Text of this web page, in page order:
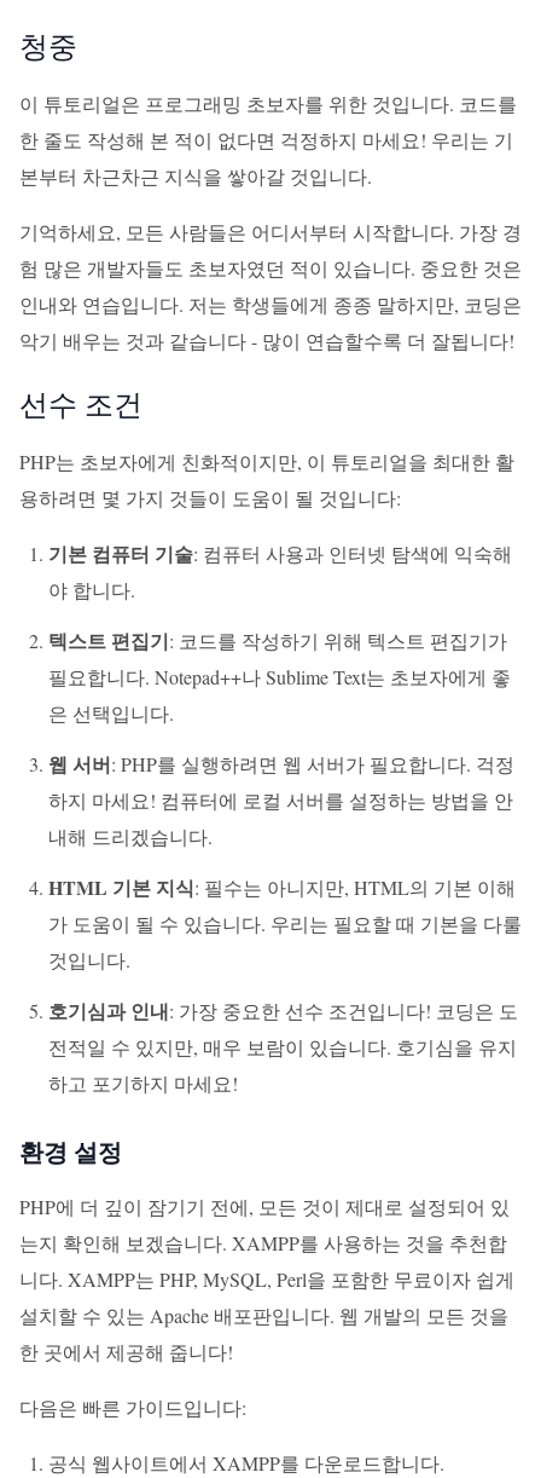
청중
이 튜토리얼은 프로그래밍 초보자를 위한 것입니다. 코드를
한 줄도 작성해 본 적이 없다면 걱정하지 마세요! 우리는 기
본부터 차근차근 지식을 쌓아갈 것입니다.
기억하세요, 모든 사람들은 어디서부터 시작합니다. 가장 경
험 많은 개발자들도 초보자였던 적이 있습니다. 중요한 것은
인내와 연습입니다. 저는 학생들에게 종종 말하지만, 코딩은
악기 배우는 것과 같습니다 - 많이 연습할수록 더 잘됩니다!
선수 조건
PHP는 초보자에게 친화적이지만, 이 튜토리얼을 최대한 활
용하려면 몇 가지 것들이 도움이 될 것입니다:
기본 컴퓨터 기술: 컴퓨터 사용과 인터넷 탐색에 익숙해
야 합니다.
텍스트 편집기: 코드를 작성하기 위해 텍스트 편집기가
필요합니다. Notepad++나 Sublime Text는 초보자에게 좋
은 선택입니다.
웹 서버: PHP를 실행하려면 웹 서버가 필요합니다. 걱정
하지 마세요! 컴퓨터에 로컬 서버를 설정하는 방법을 안
내해 드리겠습니다.
HTML 기본 지식: 필수는 아니지만, HTML의 기본 이해
가 도움이 될 수 있습니다. 우리는 필요할 때 기본을 다룰
것입니다.
호기심과 인내: 가장 중요한 선수 조건입니다! 코딩은 도
전적일 수 있지만, 매우 보람이 있습니다. 호기심을 유지
하고 포기하지 마세요!
환경 설정
PHP에 더 깊이 잠기기 전에, 모든 것이 제대로 설정되어 있
는지 확인해 보겠습니다. XAMPP를 사용하는 것을 추천합
니다. XAMPP는 PHP, MySQL, Perl을 포함한 무료이자 쉽게
설치할 수 있는 Apache 배포판입니다. 웹 개발의 모든 것을
한 곳에서 제공해 줍니다!
다음은 빠른 가이드입니다:
공식 웹사이트에서 XAMPP를 다운로드합니다.